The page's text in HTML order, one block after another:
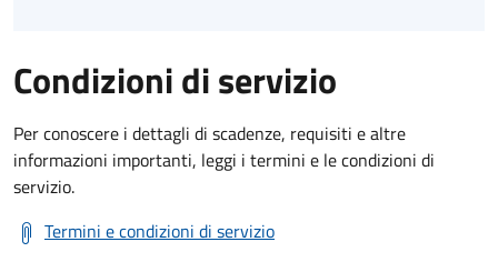
Condizioni di servizio
Per conoscere i dettagli di scadenze, requisiti e altre
informazioni importanti, leggi i termini e le condizioni di
servizio.
Termini e condizioni di servizio